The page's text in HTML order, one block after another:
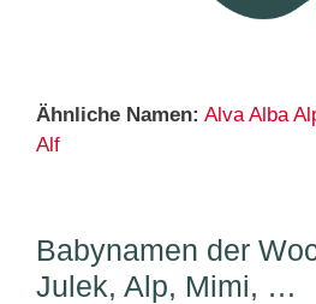
Ähnliche Namen: Alva Alba
Alf
Babynamen der
Julek, Alp, Mimi, …